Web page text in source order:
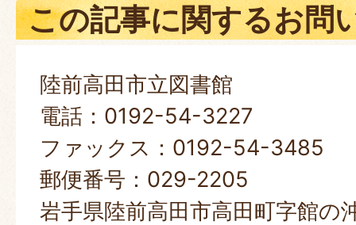
この記事に関するお問
陸前高田市立図書館
電話：0192-54-3227
ファックス：0192-54-3485
郵便番号：029-2205
岩手県陸前高田市高田町字館の